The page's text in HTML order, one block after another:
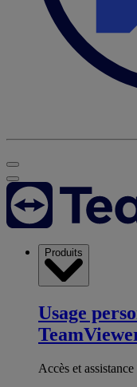
Produits
Usage
Accès et